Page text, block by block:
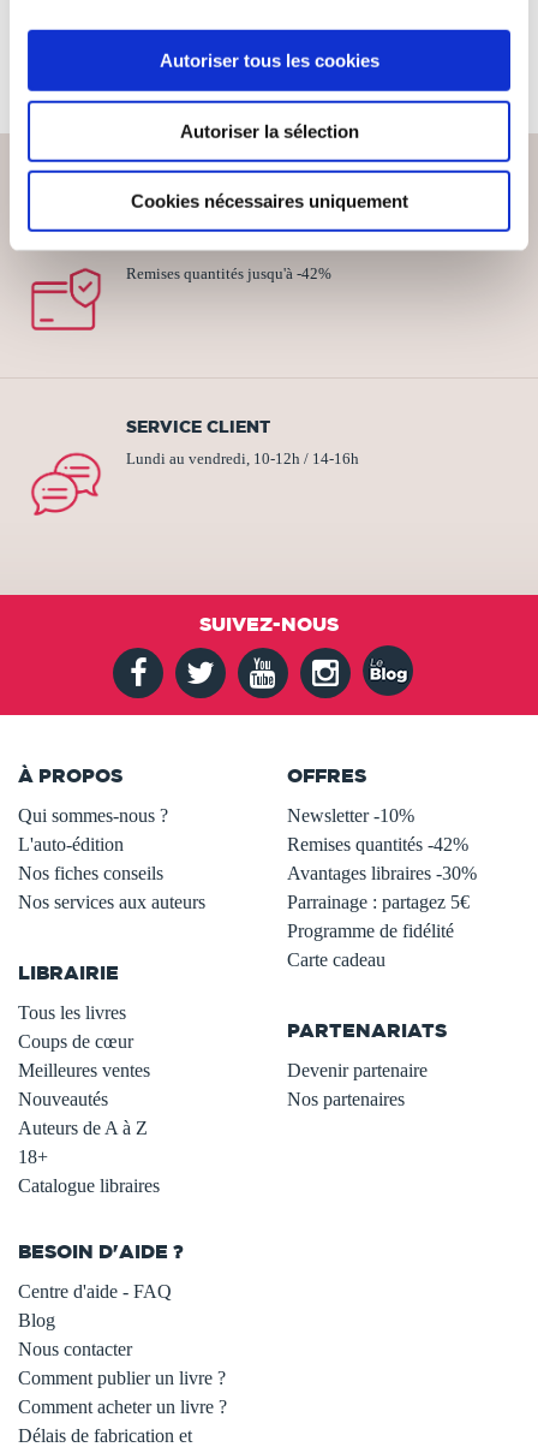
Autoriser tous les cookies
Autoriser la sélection
Cookies nécessaires uniquement
14€00
Remises quantités jusqu'à -42%
SERVICE CLIENT
Lundi au vendredi, 10-12h / 14-16h
SUIVEZ-NOUS
À PROPOS
Qui sommes-nous ?
L'auto-édition
Nos fiches conseils
Nos services aux auteurs
LIBRAIRIE
Tous les livres
Coups de cœur
Meilleures ventes
Nouveautés
Auteurs de A à Z
18+
Catalogue libraires
OFFRES
Newsletter -10%
Remises quantités -42%
Avantages libraires -30%
Parrainage : partagez 5€
Programme de fidélité
Carte cadeau
PARTENARIATS
Devenir partenaire
Nos partenaires
BESOIN D'AIDE ?
Centre d'aide - FAQ
Blog
Nous contacter
Comment publier un livre ?
Comment acheter un livre ?
Délais de fabrication et